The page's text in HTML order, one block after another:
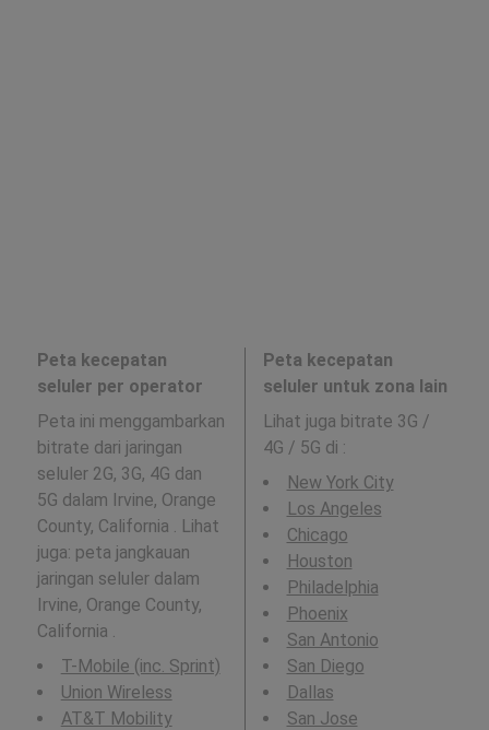
Peta kecepatan
seluler per operator
Peta ini menggambarkan
bitrate dari jaringan
seluler 2G, 3G, 4G dan
5G dalam Irvine, Orange
County, California . Lihat
juga: peta jangkauan
jaringan seluler dalam
Irvine, Orange County,
California .
T-Mobile (inc. Sprint)
Union Wireless
AT&T Mobility
Peta kecepatan
seluler untuk zona lain
Lihat juga bitrate 3G /
4G / 5G di :
New York City
Los Angeles
Chicago
Houston
Philadelphia
Phoenix
San Antonio
San Diego
Dallas
San Jose